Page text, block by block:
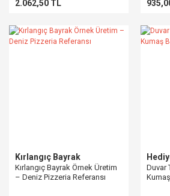
2.062,50 TL
Kırlangıç Bayrak
Kırlangıç Bayrak Örnek Üretim
– Deniz Pizzeria Referansı
Duvar